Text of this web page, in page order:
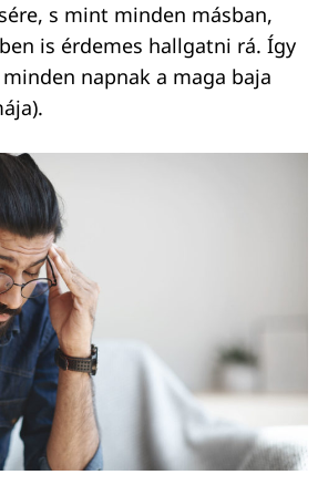
s mint minden másban,
is érdemes hallgatni rá. Így
minden napnak a maga baja